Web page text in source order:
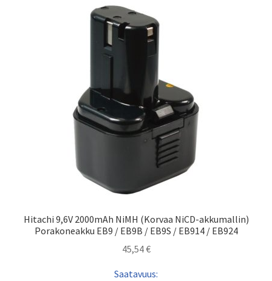
Hitachi 9,6V 2000mAh NiMH (Korvaa NiCD-akkumallin)
Porakoneakku EB9 / EB9B / EB9S / EB914 / EB924
45,54€
Saatavuus: